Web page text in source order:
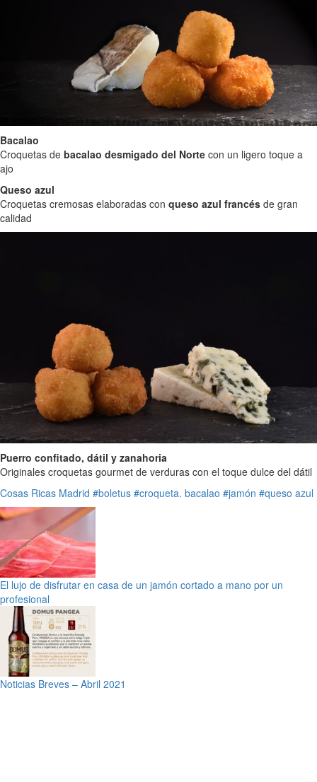
Bacalao
Croquetas de bacalao desmigado del Norte con un ligero toque a
ajo
Queso azul
Croquetas cremosas elaboradas con queso azul francés de gran
calidad
Puerro confitado, dátil y zanahoria
Originales croquetas gourmet de verduras con el toque dulce del dátil
Cosas Ricas Madrid #boletus #croqueta. bacalao #jamón #queso azul
El lujo de disfrutar en casa de un jamón cortado a mano por un
profesional
Noticias Breves – Abril 2021